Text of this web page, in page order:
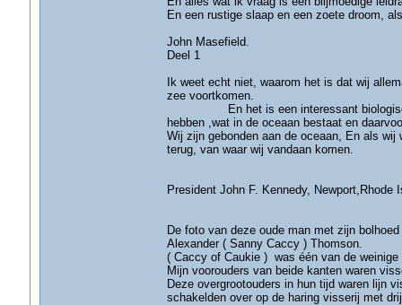
En een rustige slaap en een zoete droom,
John Masefield.
Deel 1
Ik weet echt niet, waarom het is dat wij
zee
En het is een interessant biologisch
hebben ,wat in de oceaan bestaat en
Wij zijn gebonden aan de oceaan, En als
terug, van
President John F. Kennedy, Newport,Rhode
De foto van deze oude man met zijn
Alexander ( Sanny Caccy ) Thomson.
( Caccy of Caukie ) was één van de
Mijn voorouders van beide kanten waren
Deze overgrootouders in hun tijd waren lijn
schakelden over op de haring